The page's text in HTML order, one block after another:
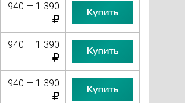
940 — 1 390
Купить
940 — 1 390
Купить
940 — 1 390
Купить